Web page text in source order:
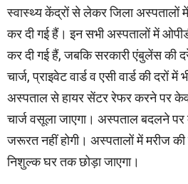
स्वास्थ्य केंद्रों से लेकर जिला अस्पतालों
कर दी गई हैं। इन सभी अस्पतालों में
कर दी गई हैं, जबकि सरकारी एंबुलेंस की
चार्ज, प्राइवेट वार्ड व एसी वार्ड की दरों
अस्पताल से हायर सेंटर रेफर करने पर
चार्ज वसूला जाएगा। अस्पताल बदलने पर
जरूरत नहीं होगी। अस्पतालों में मरीज
निशुल्क घर तक छोड़ा जाएगा।